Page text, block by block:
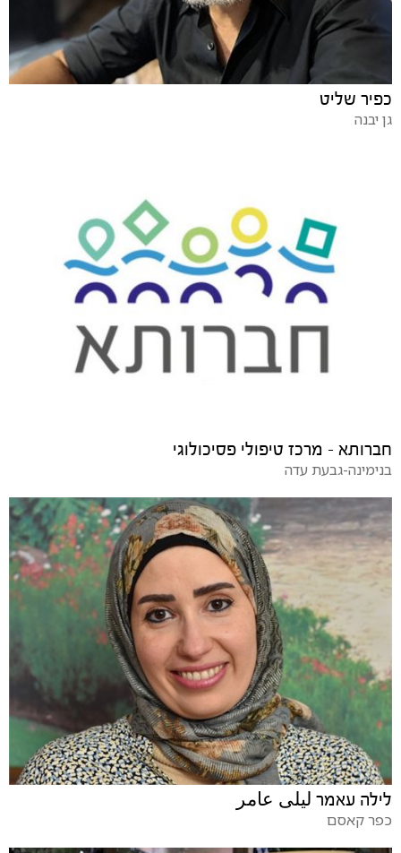
כפיר שליט
גן יבנה
חברותא - מרכז טיפולי פסיכולוגי
בנימינה-גבעת עדה
לילה עאמר ليلى عامر
כפר קאסם